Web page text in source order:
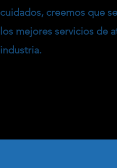
cuidados, creemos que
los mejores servicios de
industria.